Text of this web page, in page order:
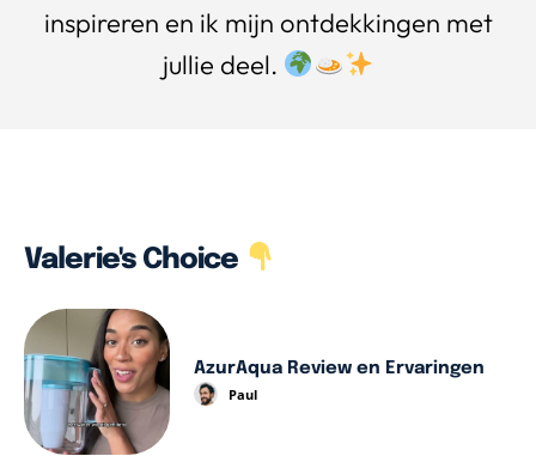
inspireren en ik mijn ontdekkingen met
jullie deel.
Valerie's Choice
AzurAqua Review en Ervaringen
Paul